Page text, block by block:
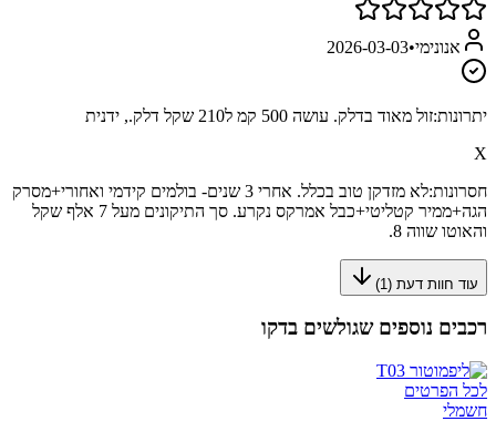
אנונימי•
2026-03-03
יתרונות:זול מאוד בדלק. עושה 500 קמ ל210 שקל דלק., ידנית
X
חסרונות:
לא מזדקן טוב בכלל. אחרי 3 שנים- בולמים קידמי ואחורי+מסרק
הגה+ממיר קטליטי+כבל אמרקס נקרע. סך התיקונים מעל 7 אלף שקל
והאוטו שווה 8.
עוד חוות דעת ( 1
)
רכבים נוספים שגולשים בדקו
לכל הפרטים
חשמלי